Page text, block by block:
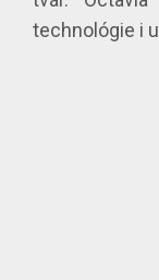
technológie i